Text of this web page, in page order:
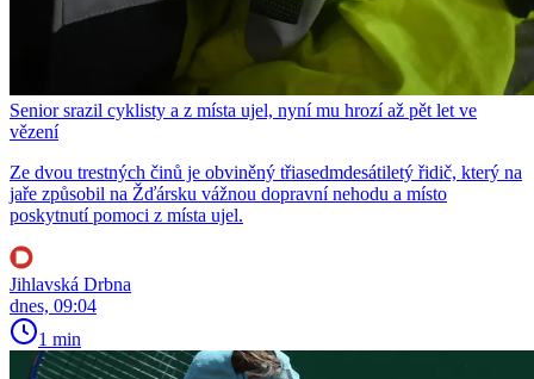
Senior srazil cyklisty a z místa ujel, nyní mu hrozí až pět let ve
vězení
Ze dvou trestných činů je obviněný třiasedmdesátiletý řidič, který na
jaře způsobil na Žďársku vážnou dopravní nehodu a místo
poskytnutí pomoci z místa ujel.
Jihlavská Drbna
dnes, 09:04
1 min